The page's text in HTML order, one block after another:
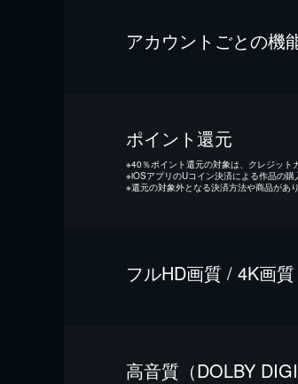
アカウントごとの機
ポイント還元
※40％ポイント還元の対象は、クレジット
※iOSアプリのUコイン決済による作品の購
※還元の対象外となる決済方法や商品があ
フルHD画質 / 4K画質
⾼⾳質（DOLBY